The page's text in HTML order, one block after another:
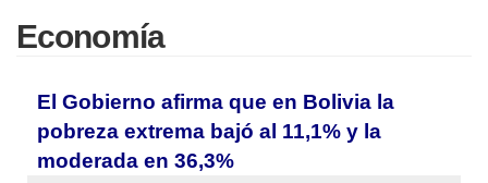
Economía
El Gobierno afirma que en Bolivia la
pobreza extrema bajó al 11,1% y la
moderada en 36,3%